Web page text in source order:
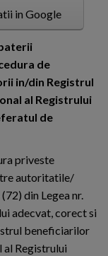
in Google
de
in/din Registrul
al Registrului
de
priveste
autoritatile/
din Legea nr.
adecvat, corect si
beneficiarilor
Registrului